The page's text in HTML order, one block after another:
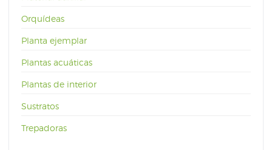
Orquídeas
Planta ejemplar
Plantas acuáticas
Plantas de interior
Sustratos
Trepadoras